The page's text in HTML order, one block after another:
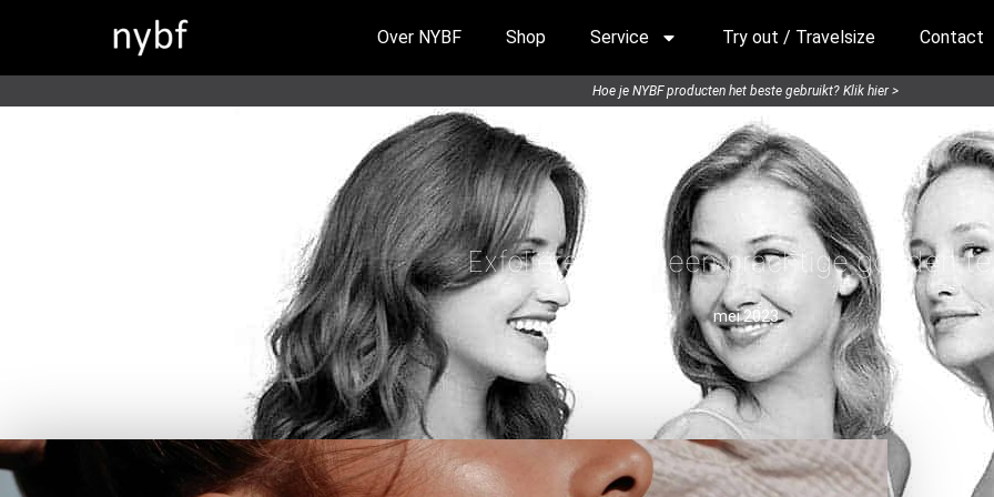
Over NYBF Shop Service Try out / Travelsize Contact
Hoe je NYBF producten het beste gebruikt? Klik hier >
Exfoliëren voor een prachtige gouden
mei 2023